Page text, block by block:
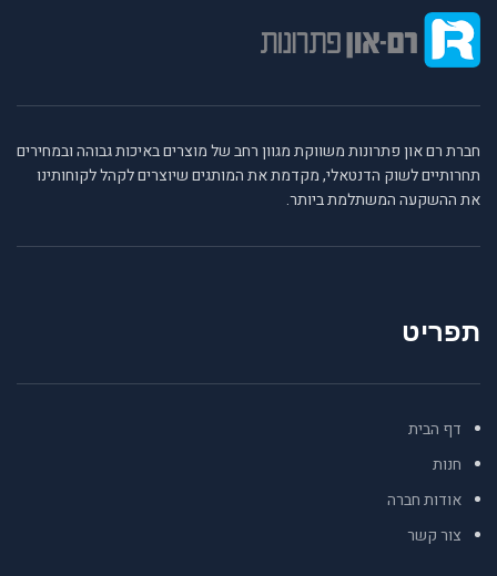
חברת רם און פתרונות משווקת מגוון רחב של מוצרים באיכות גבוהה ובמחירים
תחרותיים לשוק הדנטאלי, מקדמת את המותגים שיוצרים לקהל לקוחותינו
את ההשקעה המשתלמת ביותר.
תפריט
דף הבית
חנות
אודות חברה
צור קשר